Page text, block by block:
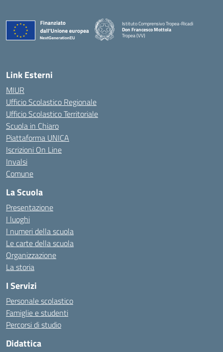
Istituto Comprensivo Tropea-Ricadi
Don Francesco Mottola
Tropea (VV)
— Visita la pagina iniziale della scuola
Link Esterni
MIUR
Ufficio Scolastico Regionale
Ufficio Scolastico Territoriale
Scuola in Chiaro
Piattaforma UNICA
Iscrizioni On Line
Invalsi
Comune
La Scuola
Presentazione
I luoghi
I numeri della scuola
Le carte della scuola
Organizzazione
La storia
I Servizi
Personale scolastico
Famiglie e studenti
Percorsi di studio
Didattica